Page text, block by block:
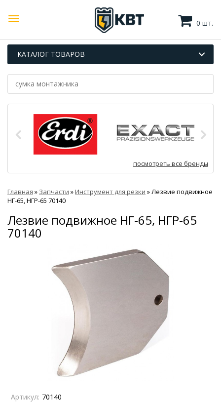
0 шт.
КАТАЛОГ ТОВАРОВ
посмотреть все бренды
Главная » Запчасти »Инструмент для резки » Лезвие подвижное
НГ-65, НГР-65 70140
Лезвие подвижное НГ-65, НГР-65
70140
Артикул: 70140